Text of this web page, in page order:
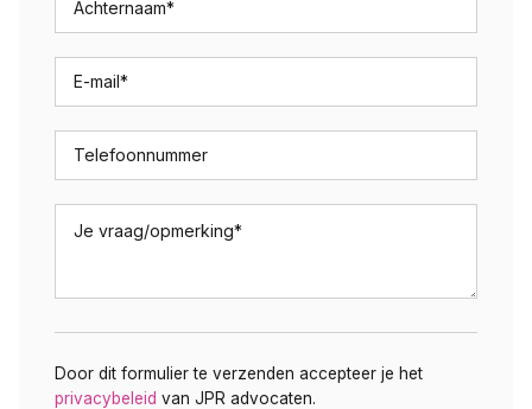
Achternaam*
E-mail*
Telefoonnummer
Je vraag/opmerking*
Door dit formulier te verzenden accepteer je het
privacybeleid van JPR advocaten.